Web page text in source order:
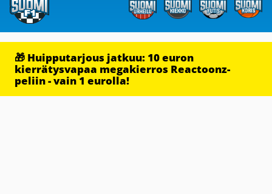
🎁 Huipputarjous jatkuu: 10 euron
kierrätysvapaa megakierros Reactoonz-
peliin - vain 1 eurolla!